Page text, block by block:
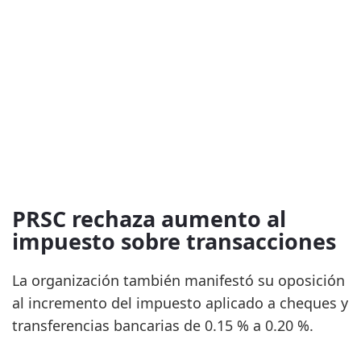
PRSC rechaza aumento al
impuesto sobre transacciones
La organización también manifestó su oposición
al incremento del impuesto aplicado a cheques y
transferencias bancarias de 0.15 % a 0.20 %.